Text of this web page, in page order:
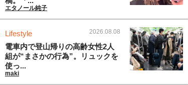
エタノール純子
Lifestyle 2026.08.08
電車内で登山帰りの高齢女性2人
組が“まさかの行為”。リュックを
使っ...
maki